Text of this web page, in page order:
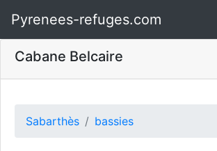
Pyrenees-refuges.com
Cabane Belcaire
Sabarthès bassies